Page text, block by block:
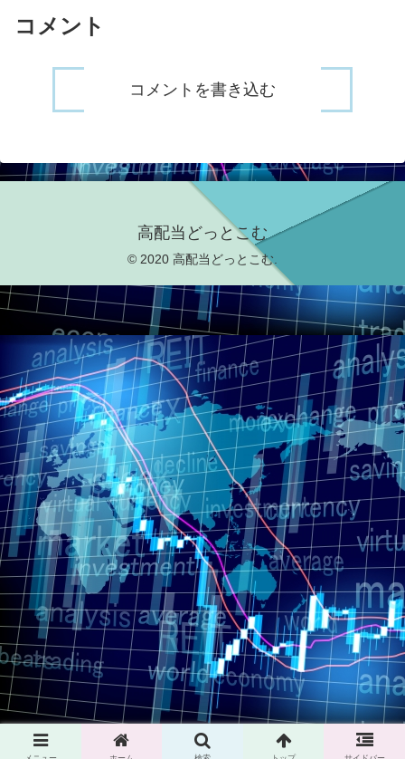
コメント
コメントを書き込む
高配当どっとこむ
© 2020 高配当どっとこむ.